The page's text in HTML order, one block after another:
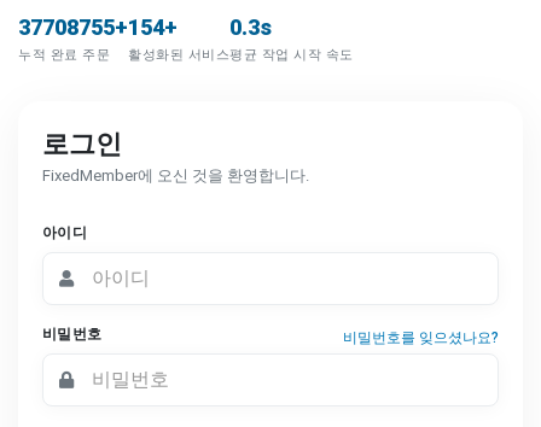
37708755+
누적 완료 주문
154+
활성화된 서비스
0.3s
평균 작업 시작 속도
로그인
FixedMember에 오신 것을 환영합니다.
아이디
비밀번호 비밀번호를 잊으셨나요?